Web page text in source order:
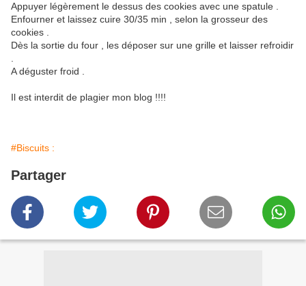
Appuyer légèrement le dessus des cookies avec une spatule .
Enfourner et laissez cuire 30/35 min , selon la grosseur des
cookies .
Dès la sortie du four , les déposer sur une grille et laisser refroidir
A déguster froid .
Il est interdit de plagier mon blog !!!!
#Biscuits :
Partager